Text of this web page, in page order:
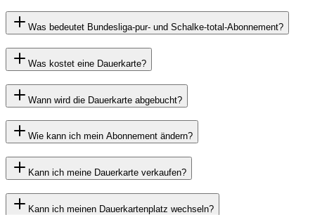
Was bedeutet Bundesliga-pur- und Schalke-total-Abonnement?
Was kostet eine Dauerkarte?
Wann wird die Dauerkarte abgebucht?
Wie kann ich mein Abonnement ändern?
Kann ich meine Dauerkarte verkaufen?
Kann ich meinen Dauerkartenplatz wechseln?